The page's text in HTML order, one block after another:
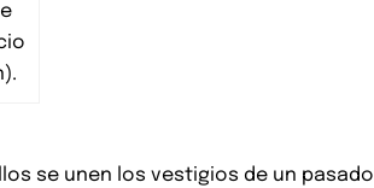
se unen los vestigios de un pasado